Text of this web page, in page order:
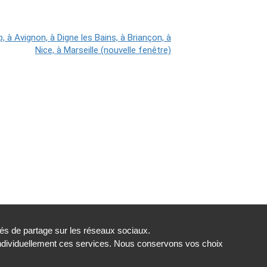
de partage sur les réseaux sociaux.
ces services. Nous conservons vos choix
Gestion des cookies